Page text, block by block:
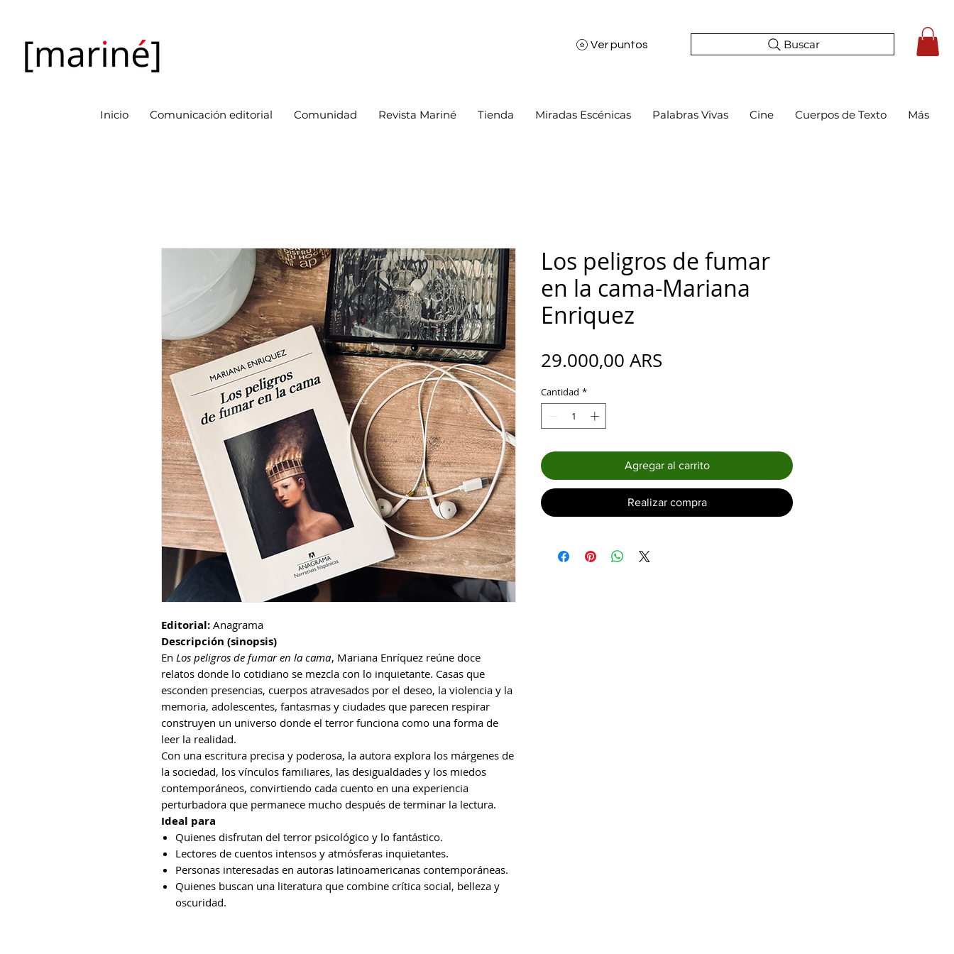
Ver puntos Buscar
Inicio Comunicación editorial Comunidad Revista Mariné Tienda Miradas Escénicas Palabras Vivas Cine Cuerpos de Texto Más
Editorial: Anagrama
Descripción (sinopsis)
En Los peligros de fumar en la cama, Mariana Enríquez reúne doce
relatos donde lo cotidiano se mezcla con lo inquietante. Casas que
esconden presencias, cuerpos atravesados por el deseo, la violencia y la
memoria, adolescentes, fantasmas y ciudades que parecen respirar
construyen un universo donde el terror funciona como una forma de
leer la realidad.
Con una escritura precisa y poderosa, la autora explora los márgenes de
la sociedad, los vínculos familiares, las desigualdades y los miedos
contemporáneos, convirtiendo cada cuento en una experiencia
perturbadora que permanece mucho después de terminar la lectura.
Ideal para
Quienes disfrutan del terror psicológico y lo fantástico.
Lectores de cuentos intensos y atmósferas inquietantes.
Personas interesadas en autoras latinoamericanas contemporáneas.
Quienes buscan una literatura que combine crítica social, belleza y
oscuridad.
Los peligros de fumar
en la cama-Mariana
Enriquez
29.000,00 ARS
Cantidad *
Agregar al carrito
Realizar compra